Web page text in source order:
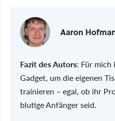
Aaron
Fazit des Autors: Für
Gadget, um die eigenen
trainieren – egal, ob ihr
blutige Anfänger seid.